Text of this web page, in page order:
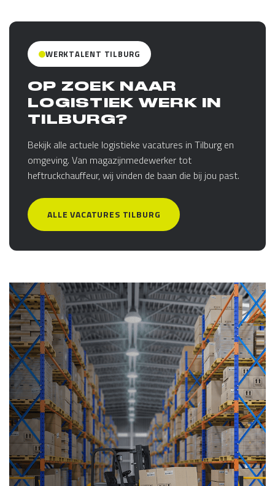
WERKTALENT TILBURG
OP ZOEK NAAR
LOGISTIEK WERK IN
TILBURG?
Bekijk alle actuele logistieke vacatures in Tilburg en
omgeving. Van magazijnmedewerker tot
heftruckchauffeur, wij vinden de baan die bij jou past.
ALLE VACATURES TILBURG